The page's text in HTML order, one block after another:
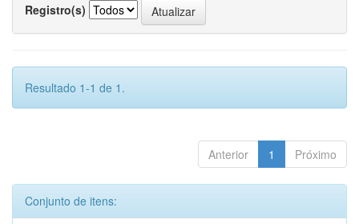
Registro(s)
Resultado 1-1 de 1.
Anterior 1 Próximo
Conjunto de itens: